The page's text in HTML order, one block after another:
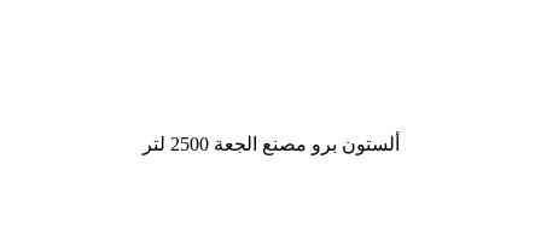
ألستون برو مصنع الجعة 2500 لتر